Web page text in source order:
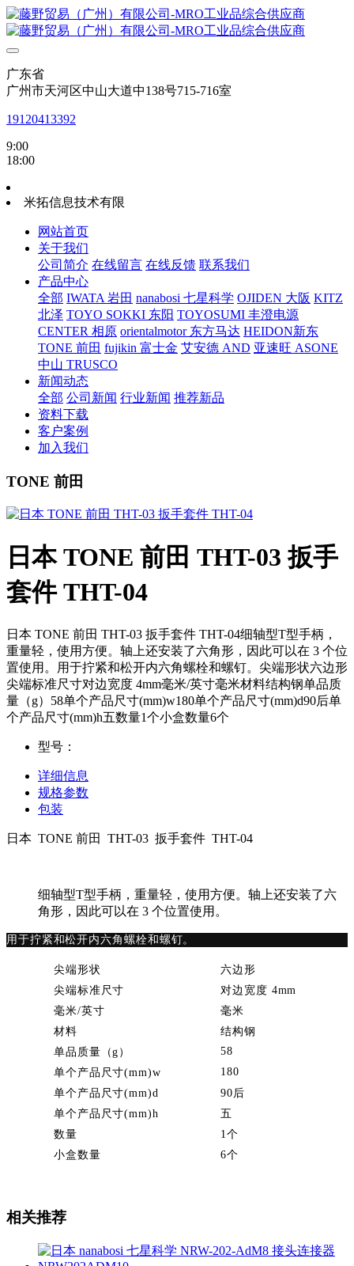
广东省
广州市天河区中山大道中138号715-716室
19120413392
9:00
18:00
米拓信息技术有限
网站首页
关于我们
公司简介 在线留言 在线反馈 联系我们
产品中心
全部 IWATA 岩田 nanabosi 七星科学 OJIDEN 大阪 KITZ
北泽 TOYO SOKKI 东阳 TOYOSUMI 丰澄电源
CENTER 相原 orientalmotor 东方马达 HEIDON新东
TONE 前田 fujikin 富士金 艾安德 AND 亚速旺 ASONE
中山 TRUSCO
新闻动态
全部 公司新闻 行业新闻 推荐新品
资料下载
客户案例
加入我们
TONE 前田
日本 TONE 前田 THT-03 扳手
套件 THT-04
日本 TONE 前田 THT-03 扳手套件 THT-04细轴型T型手柄，
重量轻，使用方便。轴上还安装了六角形，因此可以在 3 个位
置使用。用于拧紧和松开内六角螺栓和螺钉。尖端形状六边形
尖端标准尺寸对边宽度 4mm毫米/英寸毫米材料结构钢单品质
量（g）58单个产品尺寸(mm)w180单个产品尺寸(mm)d90后单
个产品尺寸(mm)h五数量1个小盒数量6个
型号：
详细信息
规格参数
包装
日本 TONE 前田 THT-03 扳手套件 THT-04
细轴型T型手柄，重量轻，使用方便。轴上还安装了六
角形，因此可以在 3 个位置使用。
用于拧紧和松开内六角螺栓和螺钉。
尖端形状
六边形
尖端标准尺寸
对边宽度 4mm
毫米/英寸
毫米
材料
结构钢
单品质量（g）
58
单个产品尺寸(mm)w
180
单个产品尺寸(mm)d
90后
单个产品尺寸(mm)h
五
数量
1个
小盒数量
6个
相关推荐